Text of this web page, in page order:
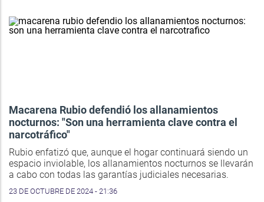
Macarena Rubio defendió los allanamientos
nocturnos: "Son una herramienta clave contra el
narcotráfico"
Rubio enfatizó que, aunque el hogar continuará siendo un
espacio inviolable, los allanamientos nocturnos se llevarán
a cabo con todas las garantías judiciales necesarias.
23 DE OCTUBRE DE 2024 - 21:36